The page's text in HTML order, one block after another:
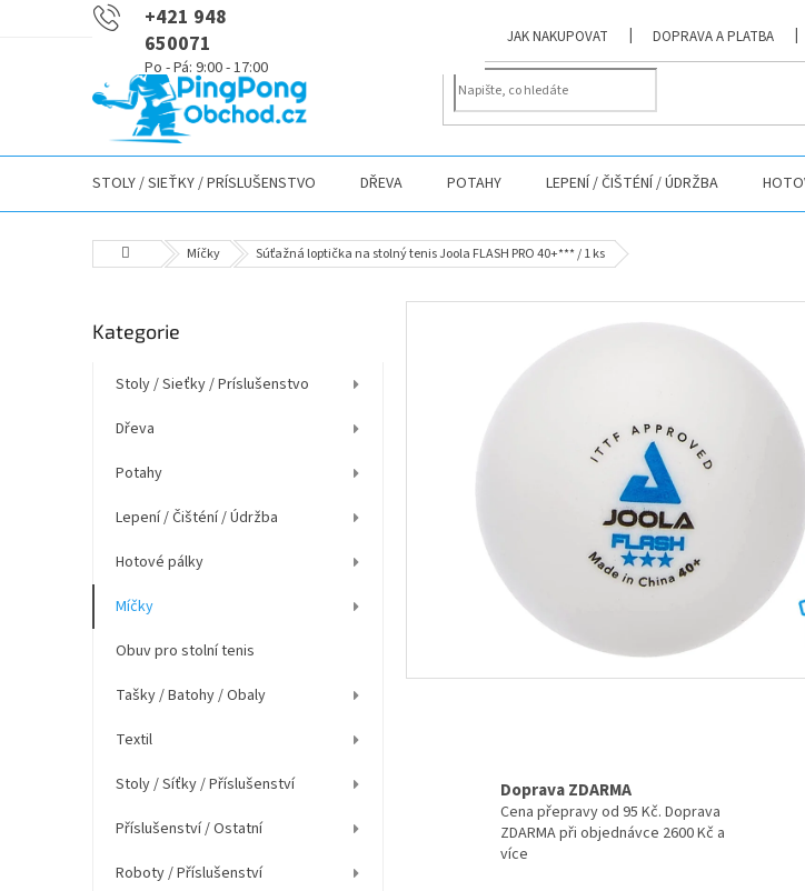
+421 948
650071
JAK NAKUPOVAT DOPRAVA A PLATBA
STOLY / SIEŤKY / PRÍSLUŠENSTVO DŘEVA POTAHY LEPENÍ / ČIŠTÉNÍ / ÚDRŽBA
Domů Míčky Súťažná loptička na stolný tenis Joola FLASH PRO 40+*** / 1 ks
o
n
l
Přeskočit
Kategorie
Stoly / Sieťky / Príslušenstvo
Dřeva
Potahy
Lepení / Čišténí / Údržba
Hotové pálky
Míčky
Obuv pro stolní tenis
Tašky / Batohy / Obaly
Textil
Stoly / Síťky / Příslušenství
Příslušenství / Ostatní
Roboty / Příslušenství
Doprava ZDARMA
Cena přepravy od 95 Kč. Doprava
ZDARMA při objednávce 2600 Kč a
více